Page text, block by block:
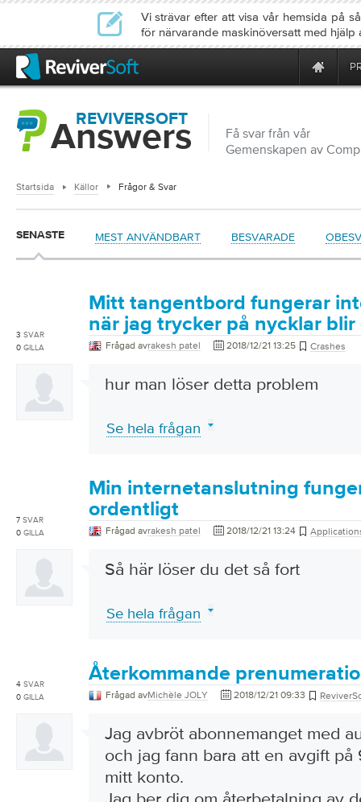
Vi strävar efter att visa vår hemsida på
för närvarande maskinöversatt med hjälp
REVIVERSOFT
Answers
Få svar från vår
Gemenskapen av
Startsida Källor Frågor & Svar
SENASTE MEST ANVÄNDBART BESVARADE
3 SVAR
0 GILLA
Mitt tangentbord fungerar
när jag trycker på nycklar
Frågad avrakesh patel 2018/12/21 13:25 Crashes
hur man löser detta problem
Se hela frågan
7 SVAR
0 GILLA
Min internetanslutning
ordentligt
Frågad avrakesh patel 2018/12/21 13:24
Så här löser du det så fort
Se hela frågan
4 SVAR
0 GILLA
Återkommande
Frågad avMichèle JOLY 2018/12/21 09:33
Jag avbröt abonnemanget med
och jag fann bara att en avgift
mitt konto.